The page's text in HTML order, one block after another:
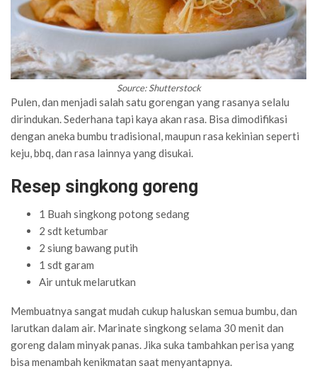
Source: Shutterstock
Pulen, dan menjadi salah satu gorengan yang rasanya selalu
dirindukan. Sederhana tapi kaya akan rasa. Bisa dimodifikasi
dengan aneka bumbu tradisional, maupun rasa kekinian seperti
keju, bbq, dan rasa lainnya yang disukai.
Resep singkong goreng
1 Buah singkong potong sedang
2 sdt ketumbar
2 siung bawang putih
1 sdt garam
Air untuk melarutkan
Membuatnya sangat mudah cukup haluskan semua bumbu, dan
larutkan dalam air. Marinate singkong selama 30 menit dan
goreng dalam minyak panas. Jika suka tambahkan perisa yang
bisa menambah kenikmatan saat menyantapnya.